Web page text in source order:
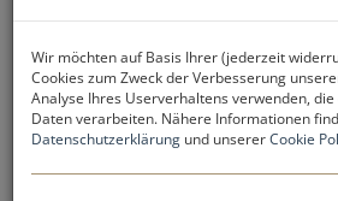
3-Zimmerwohnungen: ab €
4-Zimmerwohnungen: ab €
5-Zimmerwohnungen: ab €
Wir möchten auf Basis Ihrer (jederzeit
Cookies zum Zweck der Verbesserung
Analyse Ihres Userverhaltens verwenden,
Daten verarbeiten. Nähere Informationen
Datenschutzerklärung und unsererCookie